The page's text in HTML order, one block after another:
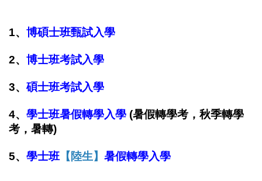
1、 博碩士班甄試入學
2、 博士班考試入學
3、碩士班考試入學
4、 學士班暑假轉學入學 (暑假轉學考，秋季轉學
考，暑轉)
5、 學士班 【 陸生】 暑假轉學入學